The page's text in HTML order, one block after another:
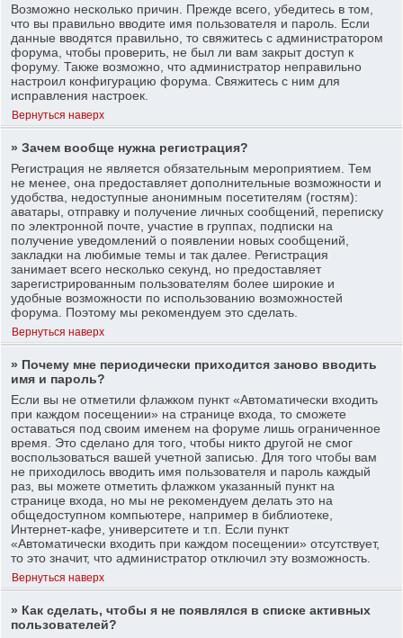
Возможно несколько причин. Прежде всего, убедитесь в том,
что вы правильно вводите имя пользователя и пароль. Если
данные вводятся правильно, то свяжитесь с администратором
форума, чтобы проверить, не был ли вам закрыт доступ к
форуму. Также возможно, что администратор неправильно
настроил конфигурацию форума. Свяжитесь с ним для
исправления настроек.
Вернуться наверх
» Зачем вообще нужна регистрация?
Регистрация не является обязательным мероприятием. Тем
не менее, она предоставляет дополнительные возможности и
удобства, недоступные анонимным посетителям (гостям):
аватары, отправку и получение личных сообщений, переписку
по электронной почте, участие в группах, подписки на
получение уведомлений о появлении новых сообщений,
закладки на любимые темы и так далее. Регистрация
занимает всего несколько секунд, но предоставляет
зарегистрированным пользователям более широкие и
удобные возможности по использованию возможностей
форума. Поэтому мы рекомендуем это сделать.
Вернуться наверх
» Почему мне периодически приходится заново вводить
имя и пароль?
Если вы не отметили флажком пункт «Автоматически входить
при каждом посещении» на странице входа, то сможете
оставаться под своим именем на форуме лишь ограниченное
время. Это сделано для того, чтобы никто другой не смог
воспользоваться вашей учетной записью. Для того чтобы вам
не приходилось вводить имя пользователя и пароль каждый
раз, вы можете отметить флажком указанный пункт на
странице входа, но мы не рекомендуем делать это на
общедоступном компьютере, например в библиотеке,
Интернет-кафе, университете и т.п. Если пункт
«Автоматически входить при каждом посещении» отсутствует,
то это значит, что администратор отключил эту возможность.
Вернуться наверх
» Как сделать, чтобы я не появлялся в списке активных
пользователей?